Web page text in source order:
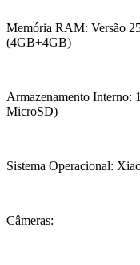
Memória RAM: Versão
(4GB+4GB)
Armazenamento Interno:
MicroSD)
Sistema Operacional:
Câmeras: